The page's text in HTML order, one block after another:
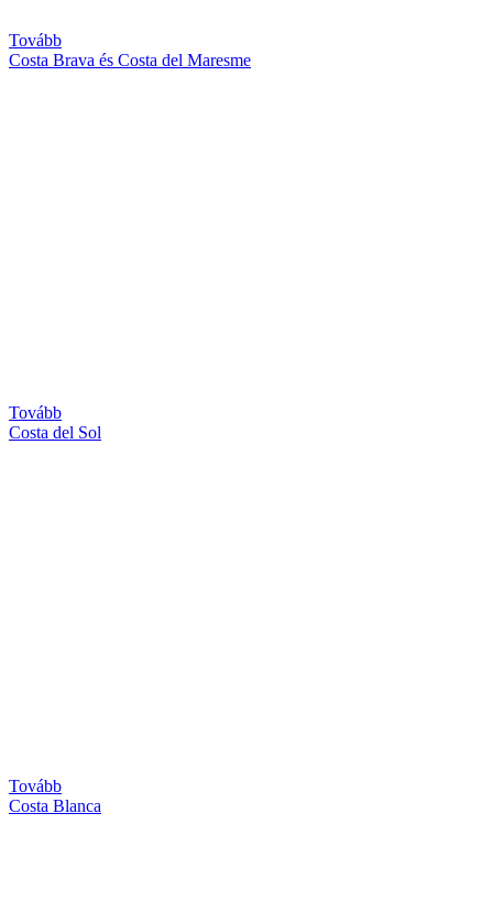
Tovább
Costa Brava és Costa del Maresme
Tovább
Costa del Sol
Tovább
Costa Blanca